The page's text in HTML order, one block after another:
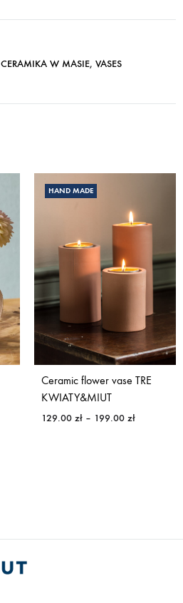
CERAMIKA W MASIE, VASES
HAND MADE
Ceramic flower vase TRE
KWIATY&MIUT
129.00 zł – 199.00 złPrice